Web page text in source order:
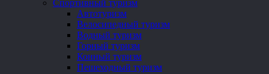
Спортивный туризм
Автотуризм
Велосипедный туризм
Водный туризм
Горный туризм
Конный туризм
Пешеходный туризм